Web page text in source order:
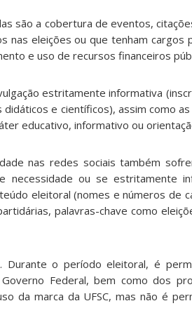
são a cobertura de eventos,
nas eleições ou que tenham cargos
e uso de recursos financeiros
estritamente informativa
e científicos), assim como
educativo, informativo ou
nas redes sociais também
necessidade ou se estritamente
eleitoral (nomes e números de
palavras-chave como
o período eleitoral, é
Federal, bem como dos
da marca da UFSC, mas não é